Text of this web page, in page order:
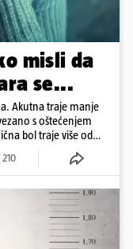
misli da
se...
Akutna traje manje
s oštećenjem
bol traje više od
210